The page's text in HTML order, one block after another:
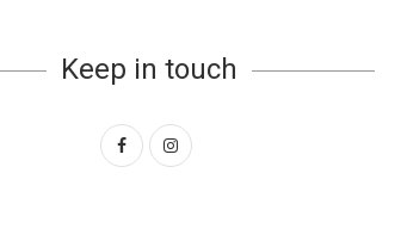
Keep in touch